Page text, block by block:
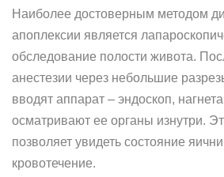
Наиболее достоверным методом
апоплексии является
обследование полости живота.
анестезии через небольшие
вводят аппарат – эндоскоп,
осматривают ее органы изнутри.
позволяет увидеть состояние
кровотечение.